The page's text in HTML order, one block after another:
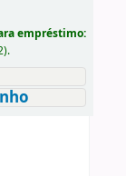
empréstimo: